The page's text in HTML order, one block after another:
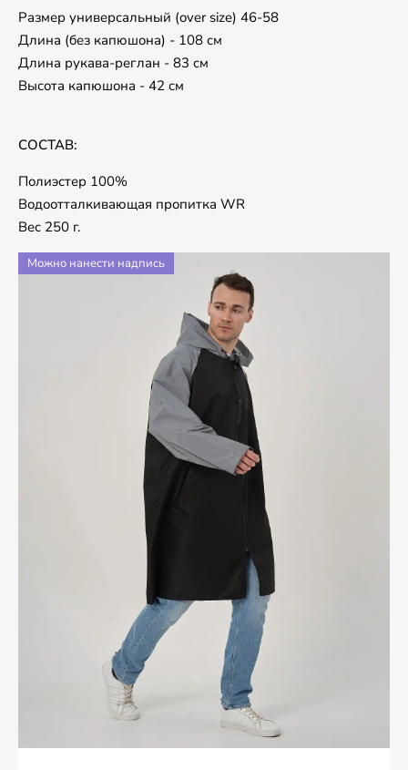
Размер универсальный (over size) 46-58
Длина (без капюшона) - 108 см
Длина рукава-реглан - 83 см
Высота капюшона - 42 см
СОСТАВ:
Полиэстер 100%
Водоотталкивающая пропитка WR
Вес 250 г.
Можно нанести надпись